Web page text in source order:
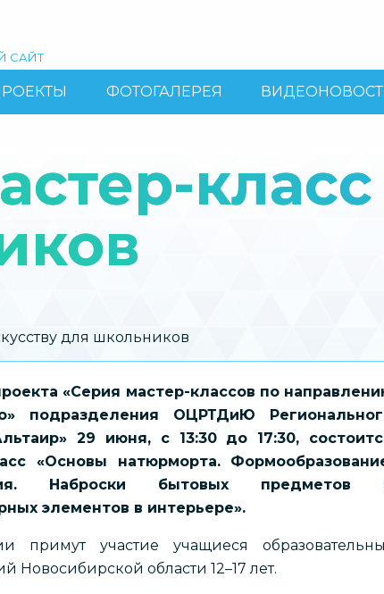
САЙТ
ФОТОГАЛЕРЕЯ
для школьников
«Серия мастер-классов по
подразделения ОЦРТДиЮ
29 июня, с 13:30 до 17:30,
«Основы натюрморта.
Наброски бытовых предметов
элементов в интерьере».
примут участие учащиеся
Новосибирской области 12–17 лет.